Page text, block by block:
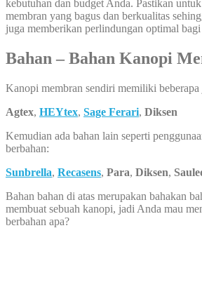
kebutuhan dan budget Anda. Pastikan
membran yang bagus dan berkualitas
juga memberikan perlindungan optimal
Bahan – Bahan Kanopi
Kanopi membran sendiri memiliki beberapa
Agtex, HEYtex, Sage Ferari, Diksen
Kemudian ada bahan lain seperti
berbahan:
Sunbrella, Recasens, Para, Diksen,
Bahan bahan di atas merupakan bahakan
membuat sebuah kanopi, jadi Anda mau
berbahan apa?